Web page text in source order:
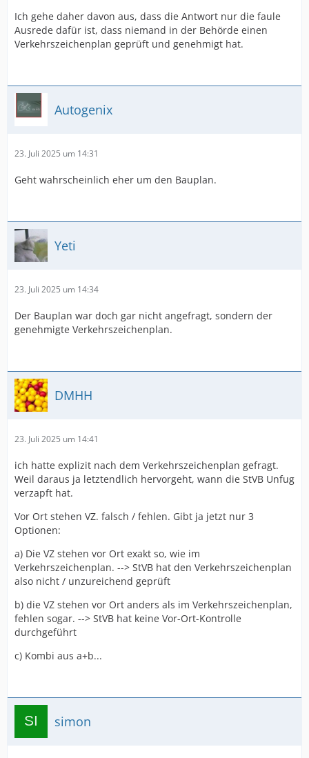
Ich gehe daher davon aus, dass die Antwort nur die faule
Ausrede dafür ist, dass niemand in der Behörde einen
Verkehrszeichenplan geprüft und genehmigt hat.
Autogenix
23. Juli 2025 um 14:31
Geht wahrscheinlich eher um den Bauplan.
Yeti
23. Juli 2025 um 14:34
Der Bauplan war doch gar nicht angefragt, sondern der
genehmigte Verkehrszeichenplan.
DMHH
23. Juli 2025 um 14:41
ich hatte explizit nach dem Verkehrszeichenplan gefragt.
Weil daraus ja letztendlich hervorgeht, wann die StVB Unfug
verzapft hat.
Vor Ort stehen VZ. falsch / fehlen. Gibt ja jetzt nur 3
Optionen:
a) Die VZ stehen vor Ort exakt so, wie im
Verkehrszeichenplan. --> StVB hat den Verkehrszeichenplan
also nicht / unzureichend geprüft
b) die VZ stehen vor Ort anders als im Verkehrszeichenplan,
fehlen sogar. --> StVB hat keine Vor-Ort-Kontrolle
durchgeführt
c) Kombi aus a+b...
simon